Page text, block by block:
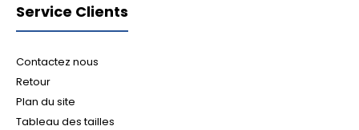
Service Clients
Contactez nous
Retour
Plan du site
Tableau des tailles